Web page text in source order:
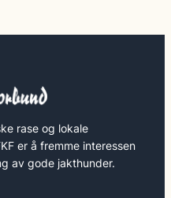
rase og lokale
er å fremme interessen
av gode jakthunder.